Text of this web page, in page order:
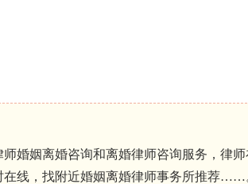
婚姻离婚咨询和离婚律师咨询服务，律
在线，找附近婚姻离婚律师事务所推荐……